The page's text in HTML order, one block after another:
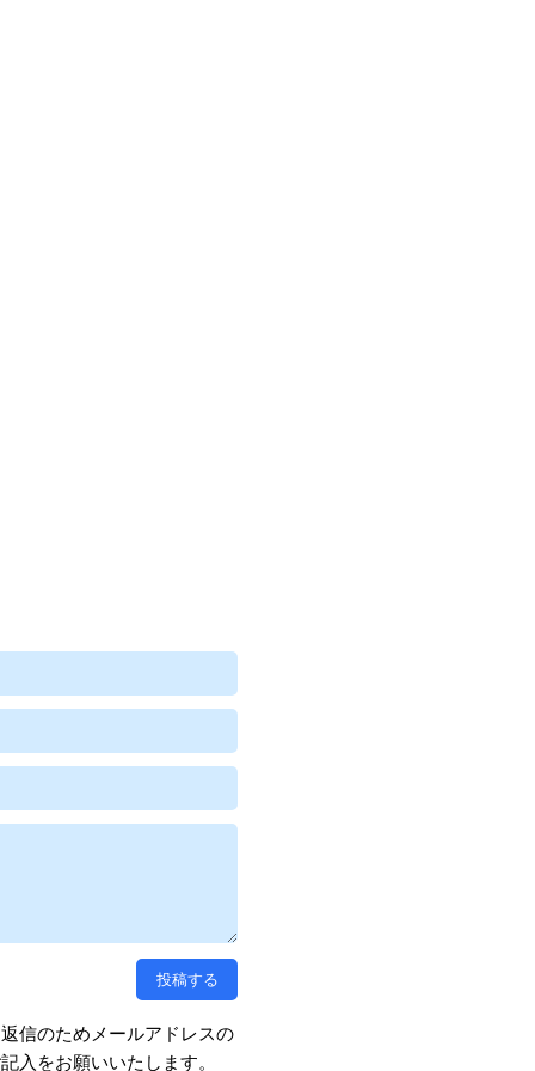
信のためメールアドレスの
入をお願いいたします。